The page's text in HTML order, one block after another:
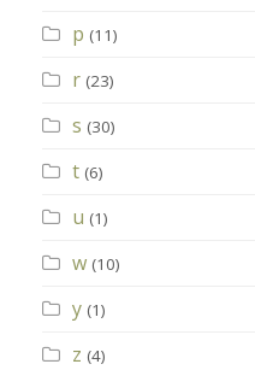
p (11)
r (23)
s (30)
t (6)
u (1)
w (10)
y (1)
z (4)